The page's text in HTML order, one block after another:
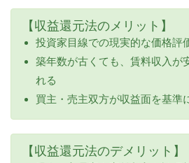
【収益還元法のメリット】
投資家目線での現実的な価格評
築年数が古くても、賃料収入が
れる
買主・売主双方が収益面を基準
【収益還元法のデメリット】